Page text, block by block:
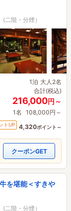
階・分煙）
1泊 大人2名
合計(税込)
216,000円～
1名 108,000円～
トUP 4,320ポイント～
クーポンGET
を堪能＜すきや
階・分煙）